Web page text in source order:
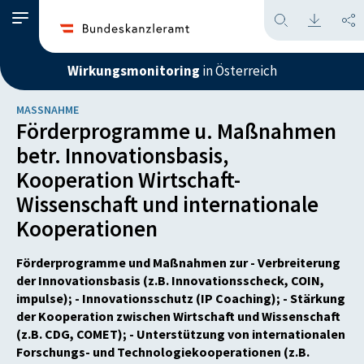
Wirkungsmonitoring in Österreich
MASSNAHME
Förderprogramme u. Maßnahmen
betr. Innovationsbasis,
Kooperation Wirtschaft-
Wissenschaft und internationale
Kooperationen
Förderprogramme und Maßnahmen zur - Verbreiterung
der Innovationsbasis (z.B. Innovationsscheck, COIN,
impulse); - Innovationsschutz (IP Coaching); - Stärkung
der Kooperation zwischen Wirtschaft und Wissenschaft
(z.B. CDG, COMET); - Unterstützung von internationalen
Forschungs- und Technologiekooperationen (z.B.